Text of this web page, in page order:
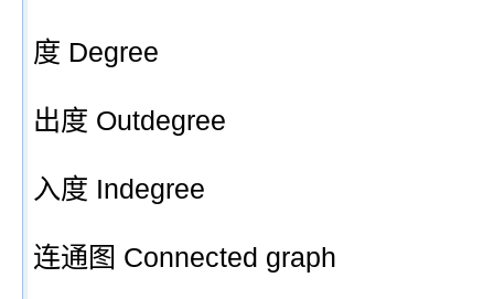
度 Degree
出度 Outdegree
入度 Indegree
连通图 Connected graph